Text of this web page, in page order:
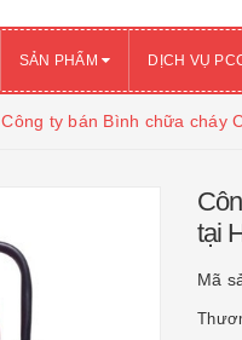
SẢN PHẨM DỊCH VỤ
Công ty bán Bình chữa cháy
tại
Mã